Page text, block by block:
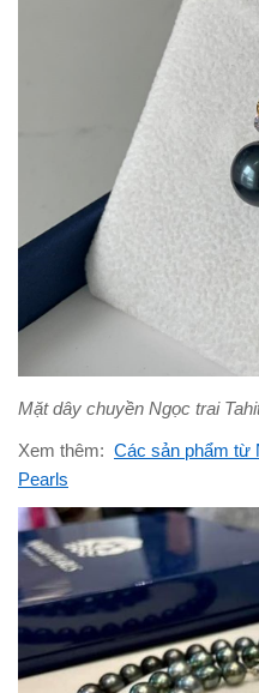
Mặt dây chuyền Ngọc trai
Xem thêm: Các sản phẩm từ
Pearls